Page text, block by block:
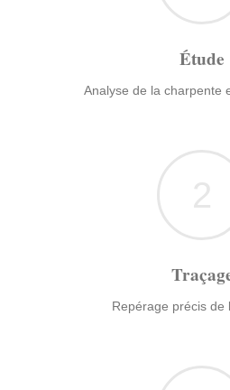
Étude
Analyse de la charpente
2
Repérage précis de